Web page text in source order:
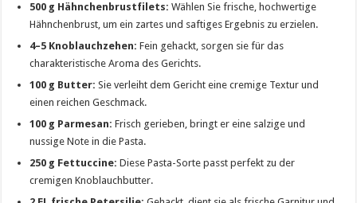
500 g Hähnchenbrustfilets: Wählen Sie frische, hochwertige
Hähnchenbrust, um ein zartes und saftiges Ergebnis zu erzielen.
4–5 Knoblauchzehen: Fein gehackt, sorgen sie für das
charakteristische Aroma des Gerichts.
100 g Butter: Sie verleiht dem Gericht eine cremige Textur und
einen reichen Geschmack.
100 g Parmesan: Frisch gerieben, bringt er eine salzige und
nussige Note in die Pasta.
250 g Fettuccine: Diese Pasta-Sorte passt perfekt zu der
cremigen Knoblauchbutter.